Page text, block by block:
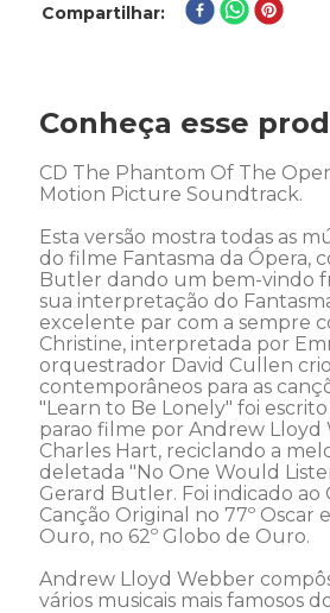
Compartilhar
Conheça esse
CD The Phantom Of The
Motion Picture Soundtrack.
Esta versão mostra todas as
do filme Fantasma da Ópera,
Butler dando um bem-vindo
sua interpretação do
excelente par com a sempre
Christine, interpretada por
orquestrador David Cullen
contemporâneos para as
"Learn to Be Lonely" foi
parao filme por Andrew Lloyd
Charles Hart, reciclando a
deletada "No One Would
Gerard Butler. Foi indicado ao
Canção Original no 77º Oscar
Ouro, no 62º Globo de Ouro.
Andrew Lloyd Webber
vários musicais mais famosos